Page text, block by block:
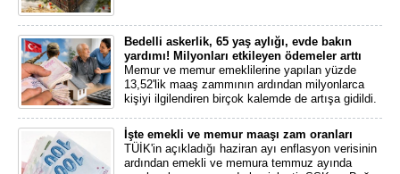
Bedelli askerlik, 65 yaş aylığı, evde bakın
yardımı! Milyonları etkileyen ödemeler arttı
Memur ve memur emeklilerine yapılan yüzde
13,52'lik maaş zammının ardından milyonlarca
kişiyi ilgilendiren birçok kalemde de artışa gidildi.
İşte emekli ve memur maaşı zam oranları
TÜİK'in açıkladığı haziran ayı enflasyon verisinin
ardından emekli ve memura temmuz ayında